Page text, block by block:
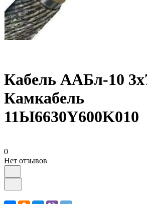
Кабель ААБл-10
Камкабель
11Ы6630Y600K010
0
Нет отзывов